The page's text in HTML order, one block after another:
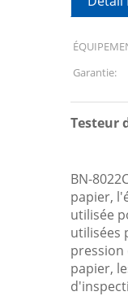
Garantie:
Testeur
BN-
papier,
utilisée
utilisées
pression
papier,